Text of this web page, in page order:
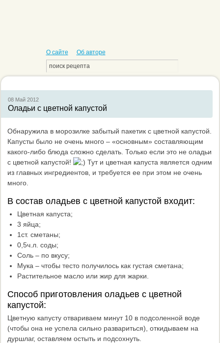
О сайте Об авторе
08 Май2012
Оладьи с цветной капустой
Обнаружила в морозилке забытый пакетик с цветной капустой.
Капусты было не очень много – «основным» составляющим
какого-либо блюда сложно сделать. Только если это не оладьи
с цветной капустой!
Тут и цветная капуста является одним
из главных ингредиентов, и требуется ее при этом не очень
много.
В состав оладьев с цветной капустой входит:
Цветная капуста;
3 яйца;
1ст. сметаны;
0,5ч.л. соды;
Соль – по вкусу;
Мука – чтобы тесто получилось как густая сметана;
Растительное масло или жир для жарки.
Способ приготовления оладьев с цветной
капустой:
Цветную капусту отвариваем минут 10 в подсоленной воде
(чтобы она не успела сильно развариться), откидываем на
дуршлаг, оставляем остыть и подсохнуть.